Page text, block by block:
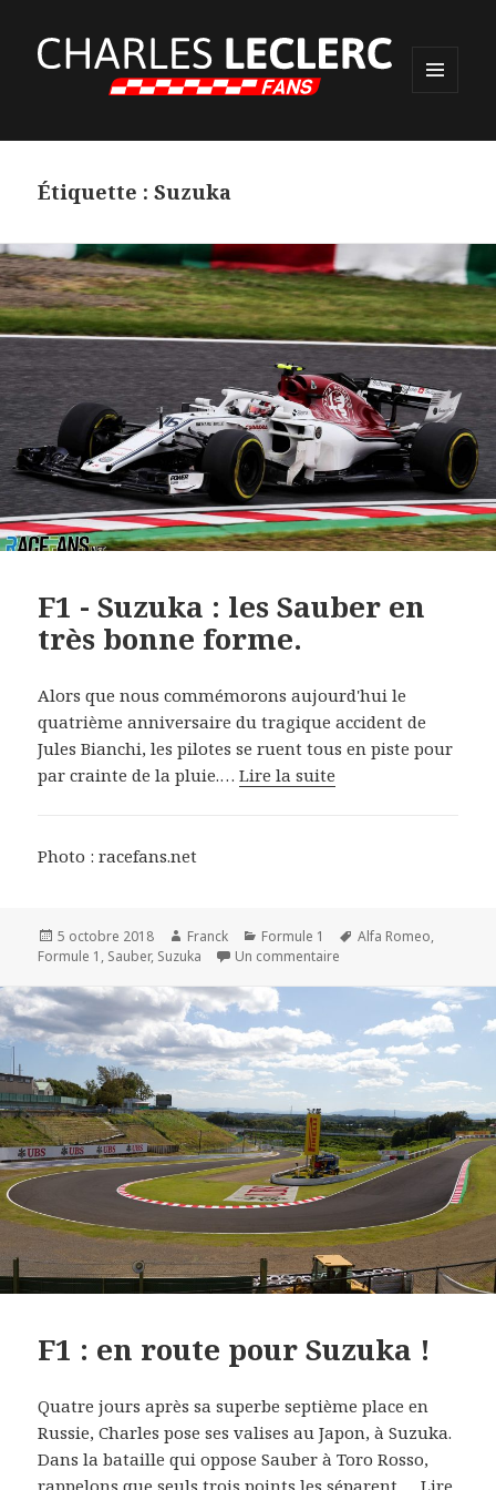
WIDGETS
Étiquette :Suzuka
F1 - Suzuka : les Sauber en
très bonne forme.
Alors que nous commémorons aujourd'hui le
quatrième anniversaire du tragique accident de
Jules Bianchi, les pilotes se ruent tous en piste pour
par crainte de la pluie.…Lire la suite
Photo : racefans.net
Publié
le
5 octobre 2018 Auteur
Franck Catégories
Formule 1
Mots-
Alfa Romeo,
Formule 1 , Sauber, Suzuka Un commentaire
F1 : en route pour Suzuka !
Quatre jours après sa superbe septième place en
Russie, Charles pose ses valises au Japon, à Suzuka.
Dans la bataille qui oppose Sauber à Toro Rosso,